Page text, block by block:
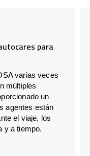
para
varias veces
múltiples
un
agentes están
el viaje, los
y a tiempo.